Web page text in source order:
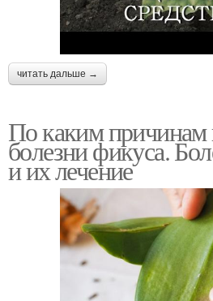
читать дальше →
По каким причинам
болезни фикуса.
и их лечение